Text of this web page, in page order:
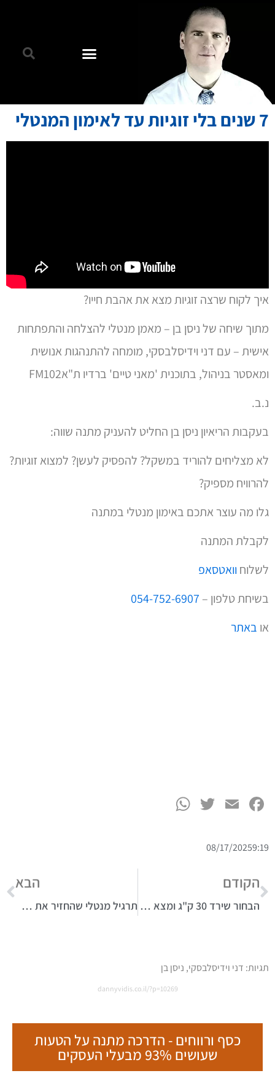
7 שנים בלי זוגיות עד לאימון המנטלי
איך לקוח שרצה זוגיות מצא את אהבת חייו?
מתוך שיחה של ניסן בן – מאמן מנטלי להצלחה והתפתחות
אישית – עם דני וידיסלבסקי, מומחה להתנהגות אנושית
ומאסטר בניהול, בתוכנית 'מאני טיים' ברדיו ת"אFM102
נ.ב.
בעקבות הריאיון ניסן בן החליט להעניק מתנה שווה:
לא מצליחים להוריד במשקל? להפסיק לעשן? למצוא זוגיות?
להרוויח מספיק?
גלו מה עוצר אתכם באימון מנטלי במתנה
לקבלת המתנה
לשלוחוואטסאפ
בשיחת טלפון –
או באתר
Facebook
Email
Twitter
9:19
08/17/2025
הקודם
הבחור שירד 30 ק"ג ומצא זוגיות בעזרת אימון מנטלי
הבא
תרגיל מנטלי שהחזיר את הבטחון העצמי ומנע גירושין
תגיות: דני וידיסלבסקי, ניסן בן
dannyvidis.co.il/?p=10269
כסף ורווחים - הדרכה מתנה על הטעות
שעושים 93% מבעלי העסקים